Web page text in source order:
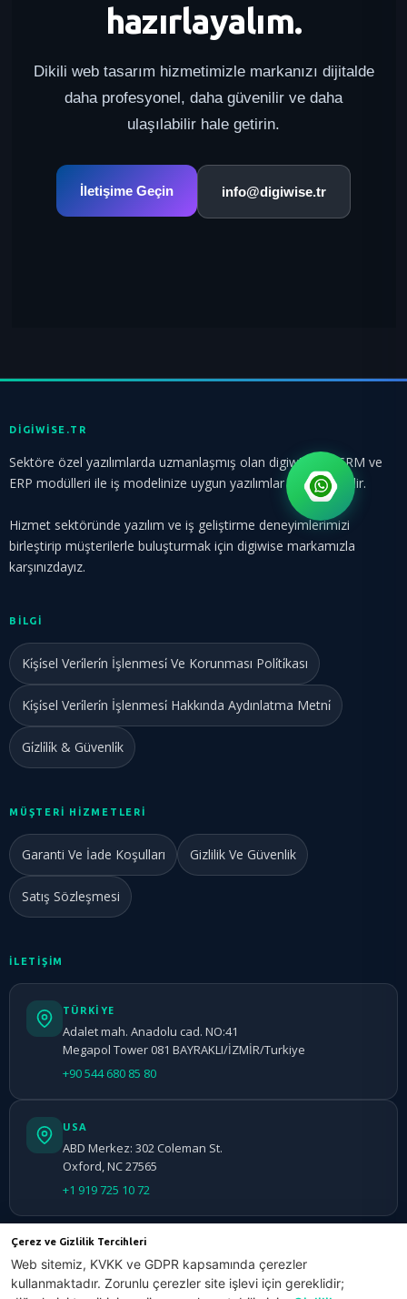
hazırlayalım.
Dikili web tasarım hizmetimizle markanızı dijitalde
daha profesyonel, daha güvenilir ve daha
ulaşılabilir hale getirin.
İletişime Geçin info@digiwise.tr
DIGIWISE.TR
Sektöre özel yazılımlarda uzmanlaşmış olan digiwise.tr ; CRM ve
ERP modülleri ile iş modelinize uygun yazılımlar üretmektedir.
Hizmet sektöründe yazılım ve iş geliştirme deneyimlerimizi
birleştirip müşterilerle buluşturmak için digiwise markamızla
karşınızdayız.
BILGI
Ki̇şi̇sel Veri̇leri̇n İşlenmesi̇ Ve Korunması Poli̇ti̇kası
Ki̇şi̇sel Veri̇leri̇n İşlenmesi̇ Hakkında Aydınlatma Metni̇
Gi̇zli̇li̇k & Güvenli̇k
MÜŞTERİ HİZMETLERİ
Garanti Ve İade Koşulları Gizlilik Ve Güvenlik
Satış Sözleşmesi
İLETİŞİM
TÜRKIYE
Adalet mah. Anadolu cad. NO:41
Megapol Tower 081 BAYRAKLI/İZMİR/Turkiye
+90 544 680 85 80
USA
ABD Merkez: 302 Coleman St.
Oxford, NC 27565
+1 919 725 10 72
Çerez ve Gizlilik Tercihleri
Web sitemiz, KVKK ve GDPR kapsamında çerezler
kullanmaktadır. Zorunlu çerezler site işlevi için gereklidir;